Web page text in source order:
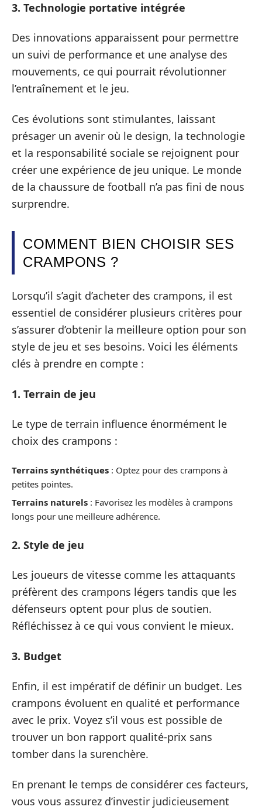
3. Technologie portative intégrée
Des innovations apparaissent pour permettre
un suivi de performance et une analyse des
mouvements, ce qui pourrait révolutionner
l’entraînement et le jeu.
Ces évolutions sont stimulantes, laissant
présager un avenir où le design, la technologie
et la responsabilité sociale se rejoignent pour
créer une expérience de jeu unique. Le monde
de la chaussure de football n’a pas fini de nous
surprendre.
COMMENT BIEN CHOISIR SES
CRAMPONS ?
Lorsqu’il s’agit d’acheter des crampons, il est
essentiel de considérer plusieurs critères pour
s’assurer d’obtenir la meilleure option pour son
style de jeu et ses besoins. Voici les éléments
clés à prendre en compte :
1. Terrain de jeu
Le type de terrain influence énormément le
choix des crampons :
Terrains synthétiques : Optez pour des crampons à
petites pointes.
Terrains naturels : Favorisez les modèles à crampons
longs pour une meilleure adhérence.
2. Style de jeu
Les joueurs de vitesse comme les attaquants
préfèrent des crampons légers tandis que les
défenseurs optent pour plus de soutien.
Réfléchissez à ce qui vous convient le mieux.
3. Budget
Enfin, il est impératif de définir un budget. Les
crampons évoluent en qualité et performance
avec le prix. Voyez s’il vous est possible de
trouver un bon rapport qualité-prix sans
tomber dans la surenchère.
En prenant le temps de considérer ces facteurs,
vous vous assurez d’investir judicieusement